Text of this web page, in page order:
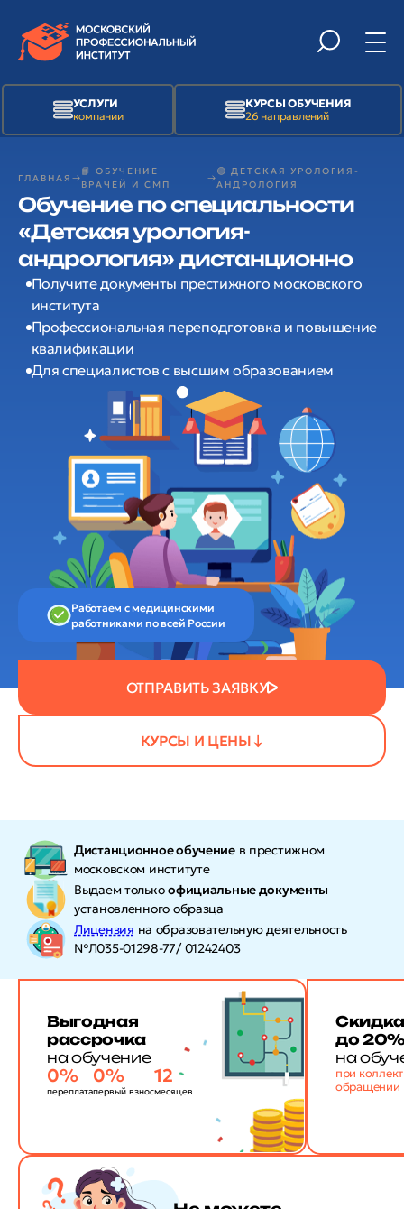
УСЛУГИ
компании
КУРСЫ ОБУЧЕНИЯ
26 направлений
ГЛАВНАЯ
📙 ОБУЧЕНИЕ
ВРАЧЕЙ И СМП
🟢 ДЕТСКАЯ УРОЛОГИЯ-
АНДРОЛОГИЯ
Обучение по специальности
«Детская урология-
андрология» дистанционно
Получите документы престижного московского
института
Профессиональная переподготовка и повышение
квалификации
Для специалистов с высшим образованием
КУРСЫ И ЦЕНЫ
ОТПРАВИТЬ ЗАЯВКУ
Работаем с медицинскими
работниками по всей России
Дистанционное обучениев престижном
московском институте
Выдаем толькоофициальные документы
установленного образца
Лицензия на образовательную деятельность
№Л035-01298-77/ 01242403
Выгодная
рассрочка
на обучение
0%
переплата
0%
первый взнос
12
месяцев
до
на
при
обращении